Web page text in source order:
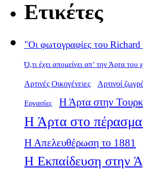
Ετικέτες
"Οι φωτογραφίες του
Ό,τι έχει απομείνει απ’ την Άρτα του
Αρτινές Οικογένειες Αρτινοί
Εργασίες Η Άρτα στην
Η Άρτα στο πέρασμα
Η Απελευθέρωση το 1881
Η Εκπαίδευση στην